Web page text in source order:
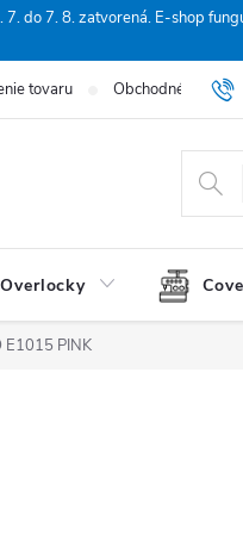
do 7. 8. zatvorená. E‑shop
tovaru Obchodné
Overlocky
E1015 PINK